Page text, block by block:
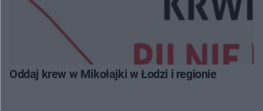
Oddaj krew w Mikołajki w Łodzi i regionie